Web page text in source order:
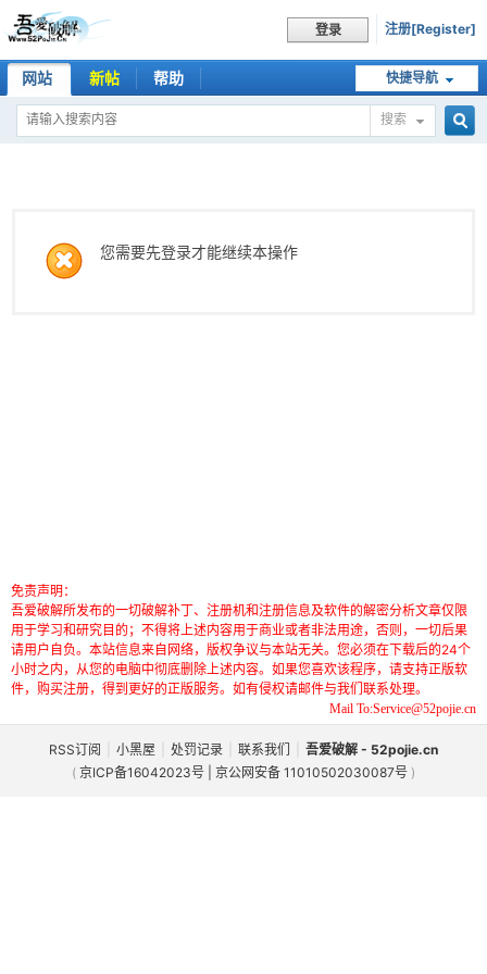
登录 注册[Register]
快捷导航
网站 新帖 帮助
搜索
您需要先登录才能继续本操作
免责声明：
吾爱破解所发布的一切破解补丁、注册机和注册信息及软件的解密分析文章仅限
用于学习和研究目的；不得将上述内容用于商业或者非法用途，否则，一切后果
请用户自负。本站信息来自网络，版权争议与本站无关。您必须在下载后的24个
小时之内，从您的电脑中彻底删除上述内容。如果您喜欢该程序，请支持正版软
件，购买注册，得到更好的正版服务。如有侵权请邮件与我们联系处理。
Mail To:Service@52pojie.cn
RSS订阅 小黑屋 处罚记录 联系我们
吾爱破解 - 52pojie.cn
( 京ICP备16042023号 | 京公网安备 11010502030087号 )